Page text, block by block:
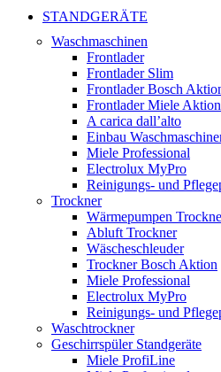
STANDGERÄTE
Waschmaschinen
Frontlader
Frontlader Slim
Frontlader Bosch
Frontlader Miele Aktion
A carica dall’alto
Einbau
Miele Professional
Electrolux MyPro
Reinigungs- und
Trockner
Wärmepumpen
Abluft Trockner
Wäscheschleuder
Trockner Bosch Aktion
Miele Professional
Electrolux MyPro
Reinigungs- und
Waschtrockner
Geschirrspüler Standgeräte
Miele ProfiLine